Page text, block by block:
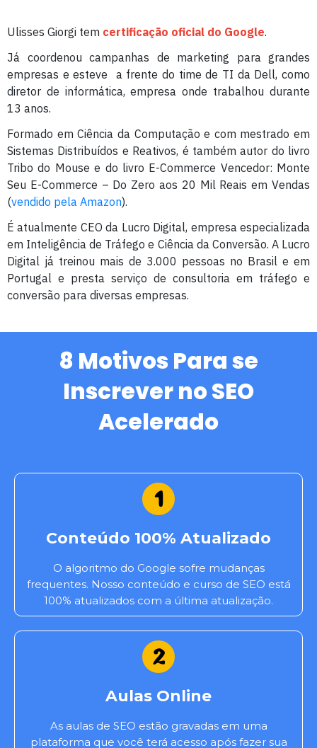
Ulisses Giorgi tem certificação oficial do Google.
Já coordenou campanhas de marketing para grandes
empresas e esteve a frente do time de TI da Dell, como
diretor de informática, empresa onde trabalhou durante
13 anos.
Formado em Ciência da Computação e com mestrado em
Sistemas Distribuídos e Reativos, é também autor do livro
Tribo do Mouse e do livro E-Commerce Vencedor: Monte
Seu E-Commerce – Do Zero aos 20 Mil Reais em Vendas
(vendido pela Amazon).
É atualmente CEO da Lucro Digital, empresa especializada
em Inteligência de Tráfego e Ciência da Conversão. A Lucro
Digital já treinou mais de 3.000 pessoas no Brasil e em
Portugal e presta serviço de consultoria em tráfego e
conversão para diversas empresas.
8 Motivos Para se
Inscrever no SEO
Acelerado
Conteúdo 100% Atualizado
O algoritmo do Google sofre mudanças
frequentes. Nosso conteúdo e curso de SEO está
100% atualizados com a última atualização.
Aulas Online
As aulas de SEO estão gravadas em uma
plataforma que você terá acesso após fazer sua